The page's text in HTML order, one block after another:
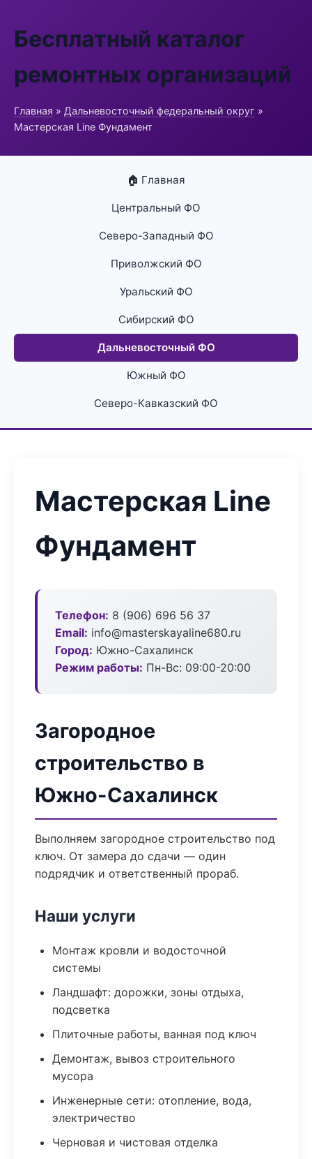
Бесплатный каталог
ремонтных организаций
Главная » Дальневосточный федеральный округ »
Мастерская Line Фундамент
🏠 Главная
Центральный ФО
Северо-Западный ФО
Приволжский ФО
Уральский ФО
Сибирский ФО
Дальневосточный ФО
Южный ФО
Северо-Кавказский ФО
Мастерская Line
Фундамент
Телефон: 8 (906) 696 56 37
Email: info@masterskayaline680.ru
Город: Южно-Сахалинск
Режим работы: Пн-Вс: 09:00-20:00
Загородное
строительство в
Южно-Сахалинск
Выполняем загородное строительство под
ключ. От замера до сдачи — один
подрядчик и ответственный прораб.
Наши услуги
Монтаж кровли и водосточной
системы
Ландшафт: дорожки, зоны отдыха,
подсветка
Плиточные работы, ванная под ключ
Демонтаж, вывоз строительного
мусора
Инженерные сети: отопление, вода,
электричество
Черновая и чистовая отделка